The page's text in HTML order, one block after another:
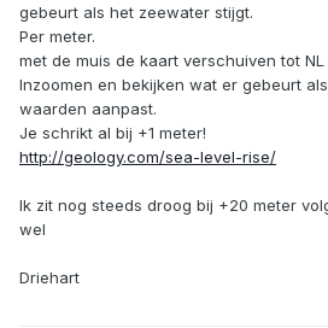
gebeurt als het zeewater stijgt.
Per meter.
met de muis de kaart verschuiven tot
Inzoomen en bekijken wat er gebeurt
waarden aanpast.
Je schrikt al bij +1 meter!
http://geology.com/sea-level-rise/
Ik zit nog steeds droog bij +20 meter
wel
Driehart